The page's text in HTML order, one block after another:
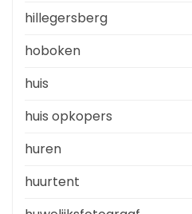
hillegersberg
hoboken
huis
huis opkopers
huren
huurtent